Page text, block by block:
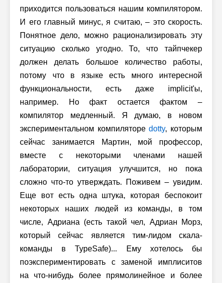
приходится пользоваться нашим компилятором.
И его главный минус, я считаю, – это скорость.
Понятное дело, можно рационализировать эту
ситуацию сколько угодно. То, что тайпчекер
должен делать большое количество работы,
потому что в языке есть много интересной
функциональности, есть даже implicit'ы,
например. Но факт остается фактом –
компилятор медленный. Я думаю, в новом
экспериментальном компилятореdotty, которым
сейчас занимается Мартин, мой профессор,
вместе с некоторыми членами нашей
лаборатории, ситуация улучшится, но пока
сложно что-то утверждать. Поживем – увидим.
Еще вот есть одна штука, которая беспокоит
некоторых наших людей из команды, в том
числе, Адриана (есть такой чел, Адриан Морз,
который сейчас является тим-лидом скала-
команды в TypeSafe)... Ему хотелось бы
поэкспериментировать с заменой имплиситов
на что-нибудь более прямолинейное и более